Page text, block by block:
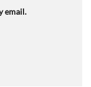
email.